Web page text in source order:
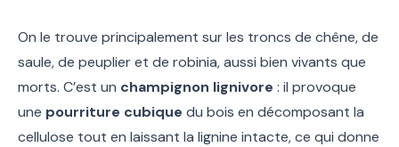
On le trouve principalement sur les troncs de chêne, de
saule, de peuplier et de robinia, aussi bien vivants que
morts. C’est un champignon lignivore : il provoque
une pourriture cubique du bois en décomposant la
cellulose tout en laissant la lignine intacte, ce qui donne